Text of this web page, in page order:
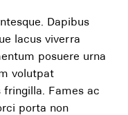
Dapibus
lacus viverra
posuere urna
volutpat
fringilla. Fames ac
porta non